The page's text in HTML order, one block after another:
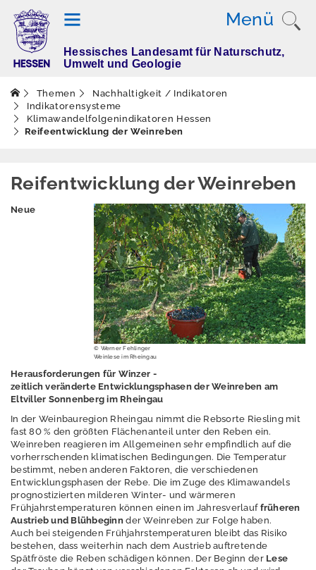
Menü
T
e
m
e
n
Elektromagnetisch
e Felder / Licht
Erschütterungen
Informationssystem
e
Geologie
Klimawandel und
Anpassung
Lärm
Luft
Nachhaltigkeit /
Indikatoren
Hessisches Landesamt für Naturschutz,
Umwelt und Geologie
Themen
Nachhaltigkeit / Indikatoren
Indikatorensysteme
Klimawandelfolgenindikatoren Hessen
Reifeentwicklung der Weinreben
Reifentwicklung der Weinreben
© Werner Fehlinger
Weinlese im Rheingau
Neue
Herausforderungen für Winzer -
zeitlich veränderte Entwicklungsphasen der Weinreben am
Eltviller Sonnenberg im Rheingau
In der Weinbauregion Rheingau nimmt die Rebsorte Riesling mit
fast 80 % den größten Flächenanteil unter den Reben ein.
Weinreben reagieren im Allgemeinen sehr empfindlich auf die
vorherrschenden klimatischen Bedingungen. Die Temperatur
bestimmt, neben anderen Faktoren, die verschiedenen
Entwicklungsphasen der Rebe. Die im Zuge des Klimawandels
prognostizierten milderen Winter- und wärmeren
Frühjahrstemperaturen können einen im Jahresverlauf früheren
Austrieb und Blühbeginnder Weinreben zur Folge haben.
Auch bei steigenden Frühjahrstemperaturen bleibt das Risiko
bestehen, dass weiterhin nach dem Austrieb auftretende
Spätfröste die Reben schädigen können. Der Beginn der Lese